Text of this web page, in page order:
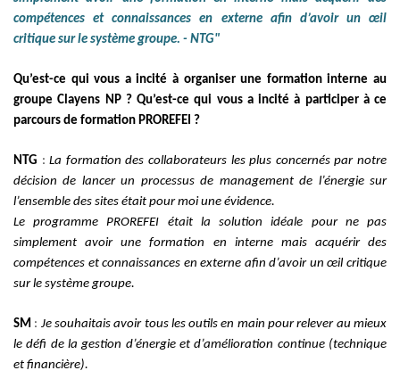
compétences et connaissances en externe afin d’avoir un œil
critique sur le système groupe. - NTG"
Qu’est-ce qui vous a incité à organiser une formation interne au
groupe Clayens NP ? Qu’est-ce qui vous a incité à participer à ce
parcours de formation PROREFEI ?
NTG :La formation des collaborateurs les plus concernés par notre
décision de lancer un processus de management de l’énergie sur
l’ensemble des sites était pour moi une évidence.
Le programme PROREFEI était la solution idéale pour ne pas
simplement avoir une formation en interne mais acquérir des
compétences et connaissances en externe afin d’avoir un œil critique
sur le système groupe.
SM : Je souhaitais avoir tous les outils en main pour relever au mieux
le défi de la gestion d’énergie et d’amélioration continue (technique
et financière).